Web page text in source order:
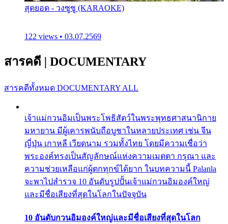
สุดยอด - วงซูซู (KARAOKE)
122 views • 03.07.2569
สารคดี | DOCUMENTARY
สารคดีทั้งหมด DOCUMENTARY ALL
เจ้าแม่กวนอิมเป็นพระโพธิสัตว์ในพระพุทธศาสนานิกาย
มหายาน มีผู้เคารพนับถือบูชาในหลายประเทศ เช่น จีน
ญี่ปุ่น เกาหลี เวียดนาม รวมทั้งไทย โดยมีความเชื่อว่า
พระองค์ทรงเป็นสัญลักษณ์แห่งความเมตตา กรุณา และ
ความช่วยเหลือแก่ผู้ตกทุกข์ได้ยาก ในบทความนี้ Palanla
จะพาไปสำรวจ 10 อันดับรูปปั้นเจ้าแม่กวนอิมองค์ใหญ่
และมีชื่อเสียงที่สุดในโลกในปัจจุบัน
10 อันดับกวนอิมองค์ใหญ่และมีชื่อเสียงที่สุดในโลก